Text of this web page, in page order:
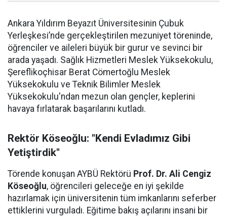
Ankara Yıldırım Beyazıt Üniversitesinin Çubuk
Yerleşkesi’nde gerçekleştirilen mezuniyet töreninde,
öğrenciler ve aileleri büyük bir gurur ve sevinci bir
arada yaşadı. Sağlık Hizmetleri Meslek Yüksekokulu,
Şereflikoçhisar Berat Cömertoğlu Meslek
Yüksekokulu ve Teknik Bilimler Meslek
Yüksekokulu'ndan mezun olan gençler, keplerini
havaya fırlatarak başarılarını kutladı.
Rektör Köseoğlu: "Kendi Evladımız Gibi
Yetiştirdik"
Törende konuşan AYBÜ Rektörü Prof. Dr. Ali Cengiz
Köseoğlu, öğrencileri geleceğe en iyi şekilde
hazırlamak için üniversitenin tüm imkanlarını seferber
ettiklerini vurguladı. Eğitime bakış açılarını insani bir